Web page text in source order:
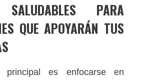
SALUDABLES PARA
QUE APOYARÁN TUS
principal es enfocarse en